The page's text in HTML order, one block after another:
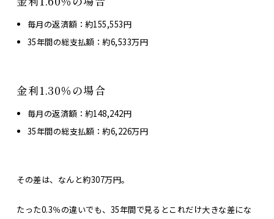
毎月の返済額：約155,553円
35年間の総支払額：約6,533万円
金利1.30％の場合
毎月の返済額：約148,242円
35年間の総支払額：約6,226万円
その差は、なんと約307万円。
たった0.3％の違いでも、35年間で見るとこれだけ大きな差にな